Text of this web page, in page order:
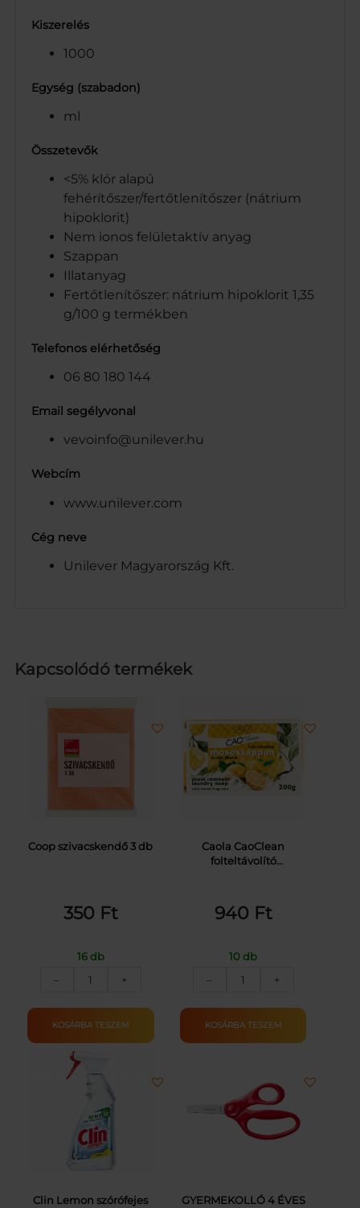
Kiszerelés
1000
Egység (szabadon)
ml
Összetevők
<5% klór alapú
fehérítőszer/fertőtlenítőszer (nátrium
hipoklorit)
Nem ionos felületaktív anyag
Szappan
Illatanyag
Fertőtlenítőszer: nátrium hipoklorit 1,35
g/100 g termékben
Telefonos elérhetőség
06 80 180 144
Email segélyvonal
vevoinfo@unilever.hu
Webcím
www.unilever.com
Cég neve
Unilever Magyarország Kft.
Kapcsolódó termékek
Coop szivacskendő 3 db
350 Ft
16 db
–
COOP
3DB
mennyiség
+
KOSÁRBA TESZEM
Caola CaoClean
folteltávolító
940 Ft
10 db
–
CAOLA
200G
mennyiség
+
KOSÁRBA TESZEM
Clin Lemon szórófejes
GYERMEKOLLÓ 4 ÉVES